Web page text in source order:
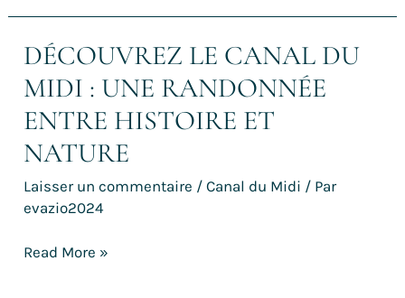
DÉCOUVREZ LE CANAL DU
MIDI : UNE RANDONNÉE
ENTRE HISTOIRE ET
NATURE
Laisser un commentaire /Canal du Midi / Par
evazio2024
Découvrez
le
Canal
du
Midi
:
une
randonnée
entre
et
Read More »